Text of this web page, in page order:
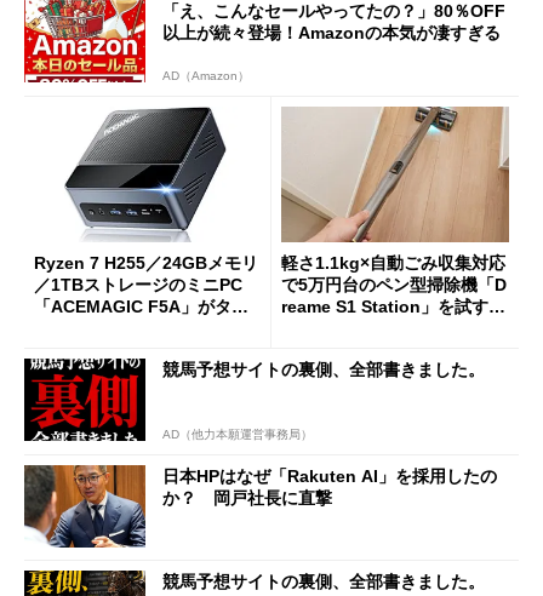
「え、こんなセールやってたの？」80％OFF
以上が続々登場！Amazonの本気が凄すぎる
AD（Amazon）
Ryzen 7 H255／24GBメモリ
／1TBストレージのミニPC
「ACEMAGIC F5A」がタイ
軽さ1.1kg×自動ごみ収集対応
で5万円台のペン型掃除機「D
reame S1 Station」を試す
競馬予想サイトの裏側、全部書きました。
AD（他力本願運営事務局）
日本HPはなぜ「Rakuten AI」を採用したの
か？ 岡戸社長に直撃
競馬予想サイトの裏側、全部書きました。